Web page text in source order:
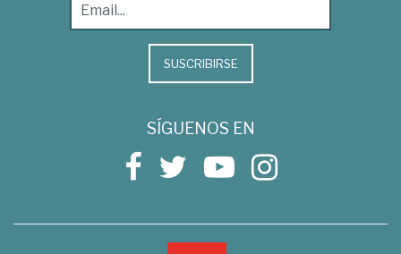
SUSCRIBIRSE
SÍGUENOS EN